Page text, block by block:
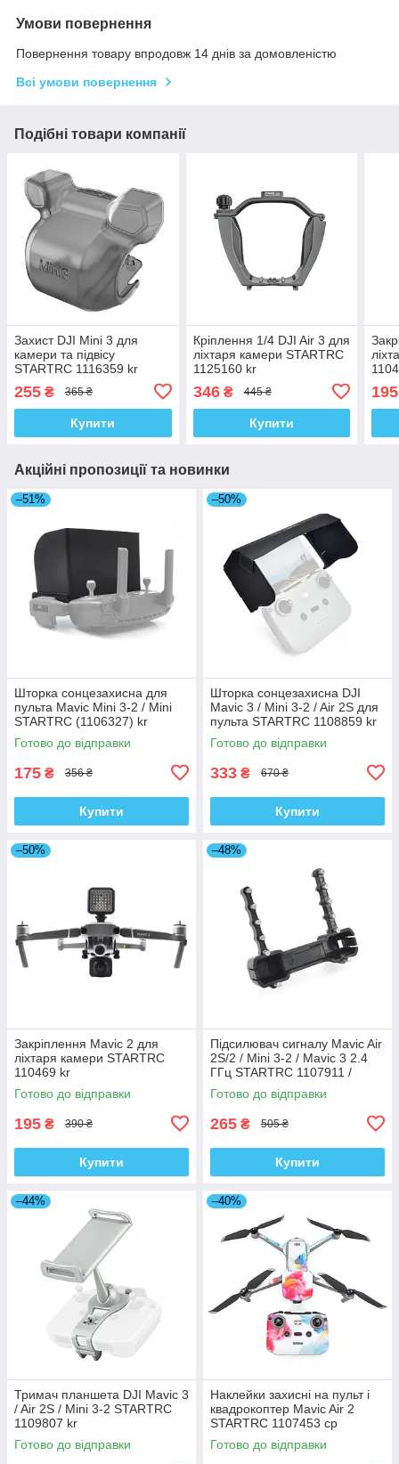
Умови повернення
Повернення товару впродовж 14 днів за домовленістю
Всі умови повернення
Подібні товари компанії
Захист DJI Mini 3 для
камери та підвісу
STARTRC 1116359 kr
255 ₴ 365 ₴
Купити
Кріплення 1/4 DJI Air 3 для
ліхтаря камери STARTRC
1125160 kr
346₴ 445 ₴
Купити
195
Акційні пропозиції та новинки
–51%
Шторка сонцезахисна для
пульта Mavic Mini 3-2 / Mini
STARTRC (1106327) kr
Готово до відправки
175 ₴ 356 ₴
Купити
–50%
Шторка сонцезахисна DJI
Mavic 3 / Mini 3-2 / Air 2S для
пульта STARTRC 1108859 kr
Готово до відправки
333 ₴ 670 ₴
Купити
–50%
Закріплення Mavic 2 для
ліхтаря камери STARTRC
110469 kr
Готово до відправки
195 ₴ 390 ₴
Купити
–48%
Підсилювач сигналу Mavic Air
2S/2 / Mini 3-2 / Mavic 3 2.4
ГГц STARTRC 1107911 /
1108152 kr
Готово до відправки
265 ₴ 505 ₴
Купити
–44%
Тримач планшета DJI Mavic 3
/ Air 2S / Mini 3-2 STARTRC
1109807 kr
Готово до відправки
–40%
Наклейки захисні на пульт і
квадрокоптер Mavic Air 2
STARTRC 1107453 cp
Готово до відправки